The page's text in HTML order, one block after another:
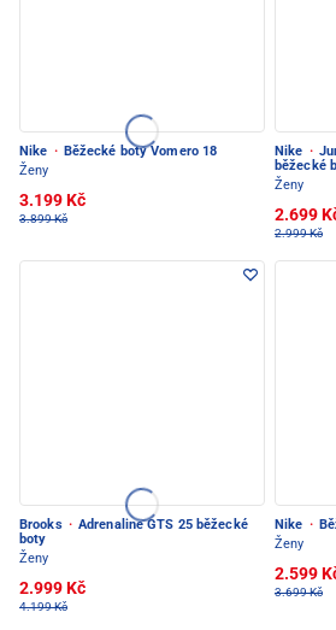
Nike · Běžecké boty Vomero 18
Ženy
3.199 Kč
3.899 Kč
Nike ·
běžecké
Ženy
2.699
2.999 Kč
Brooks · Adrenaline GTS 25 běžecké
boty
Ženy
2.999 Kč
4.199 Kč
Nike ·
Ženy
2.599
3.699 Kč